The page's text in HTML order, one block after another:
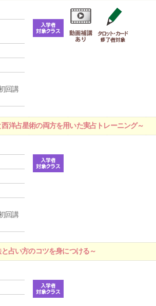
回講
洋占星術の両方を用いた実占トレーニング～
回講
占い方のコツを身につける～